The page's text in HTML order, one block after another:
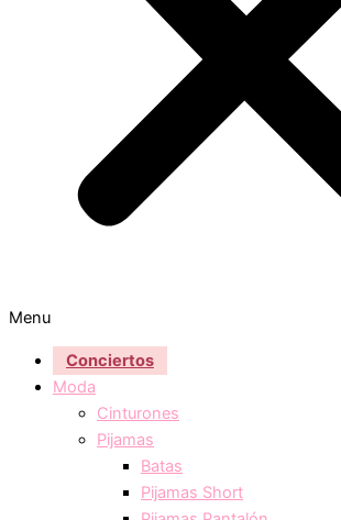
Menu
Conciertos
Moda
Cinturones
Pijamas
Batas
Pijamas Short